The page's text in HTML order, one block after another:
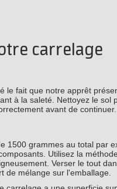
carrelage
le fait que notre apprêt
à la saleté. Nettoyez le sol
avant de continuer.
1500 grammes au total par
Utilisez la
Verser le tout
de mélange sur l'emballage.